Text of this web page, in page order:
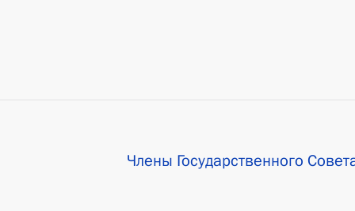
Члены Государственного